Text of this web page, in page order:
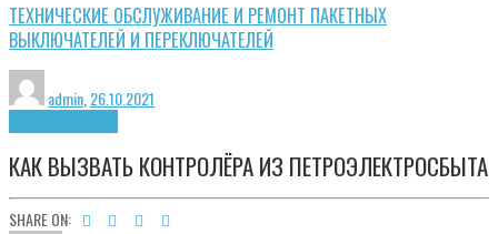
ТЕХНИЧЕСКИЕ ОБСЛУЖИВАНИЕ И РЕМОНТ ПАКЕТНЫХ
ВЫКЛЮЧАТЕЛЕЙ И ПЕРЕКЛЮЧАТЕЛЕЙ
admin,26.10.2021
КАК ВЫЗВАТЬ КОНТРОЛЁРА ИЗ ПЕТРОЭЛЕКТРОСБЫТА
SHARE ON: